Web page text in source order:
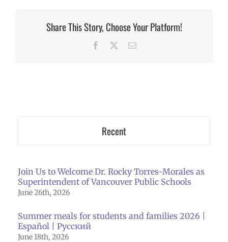
Share This Story, Choose Your Platform!
Facebook Email
Recent
Join Us to Welcome Dr. Rocky Torres-Morales as
Superintendent of Vancouver Public Schools
June 26th, 2026
Summer meals for students and families 2026 |
Español | Русский
June 18th, 2026